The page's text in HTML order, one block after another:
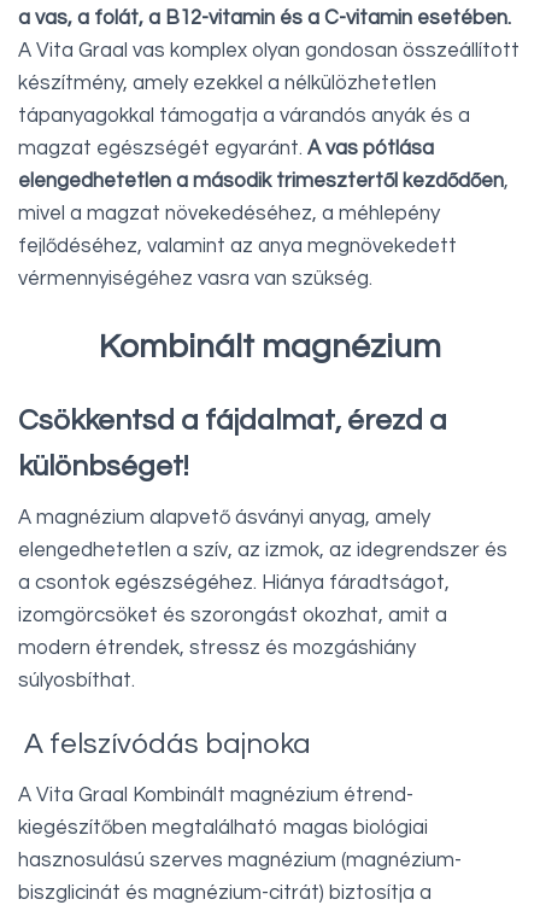
a vas, a folát, a B12-vitamin és a C-vitamin esetében.
A Vita Graal vas komplex olyan gondosan összeállított
készítmény, amely ezekkel a nélkülözhetetlen
tápanyagokkal támogatja a várandós anyák és a
magzat egészségét egyaránt. A vas pótlása
elengedhetetlen a második trimesztertől kezdődően,
mivel a magzat növekedéséhez, a méhlepény
fejlődéséhez, valamint az anya megnövekedett
vérmennyiségéhez vasra van szükség.
Kombinált magnézium
Csökkentsd a fájdalmat, érezd a
különbséget!
A magnézium alapvető ásványi anyag, amely
elengedhetetlen a szív, az izmok, az idegrendszer és
a csontok egészségéhez. Hiánya fáradtságot,
izomgörcsöket és szorongást okozhat, amit a
modern étrendek, stressz és mozgáshiány
súlyosbíthat.
A felszívódás bajnoka
A Vita Graal Kombinált magnézium étrend-
kiegészítőben megtalálható magas biológiai
hasznosulású szerves magnézium (magnézium-
biszglicinát és magnézium-citrát) biztosítja a